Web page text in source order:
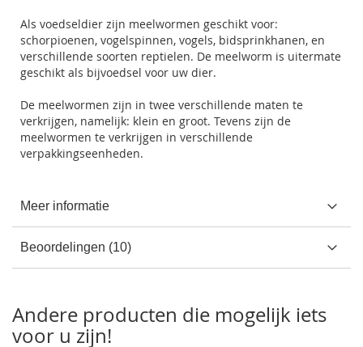
Als voedseldier zijn meelwormen geschikt voor:
schorpioenen, vogelspinnen, vogels, bidsprinkhanen, en
verschillende soorten reptielen. De meelworm is uitermate
geschikt als bijvoedsel voor uw dier.
De meelwormen zijn in twee verschillende maten te
verkrijgen, namelijk: klein en groot. Tevens zijn de
meelwormen te verkrijgen in verschillende
verpakkingseenheden.
Meer informatie
Beoordelingen 10
Andere producten die mogelijk iets
voor u zijn!